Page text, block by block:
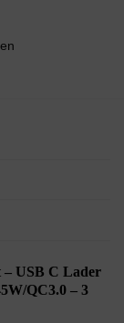
– USB C Lader
QC3.0 – 3